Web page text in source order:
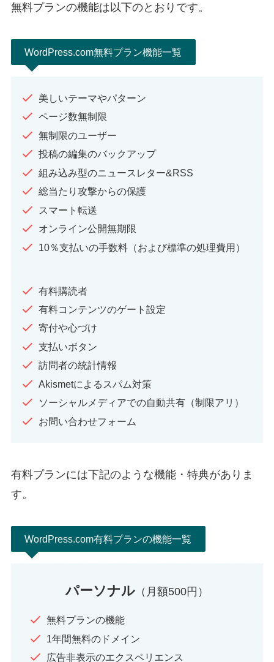
無料プランの機能は以下のとおりです。
WordPress.com無料プラン機能一覧
美しいテーマやパターン
ページ数無制限
無制限のユーザー
投稿の編集のバックアップ
組み込み型のニュースレター&RSS
総当たり攻撃からの保護
スマート転送
オンライン公開無期限
10％支払いの手数料（および標準の処理費用）
有料購読者
有料コンテンツのゲート設定
寄付や心づけ
支払いボタン
訪問者の統計情報
Akismetによるスパム対策
ソーシャルメディアでの自動共有（制限アリ）
お問い合わせフォーム
有料プランには下記のような機能・特典がありま
す。
WordPress.com有料プランの機能一覧
パーソナル （月額500円）
無料プランの機能
1年間無料のドメイン
広告非表示のエクスペリエンス